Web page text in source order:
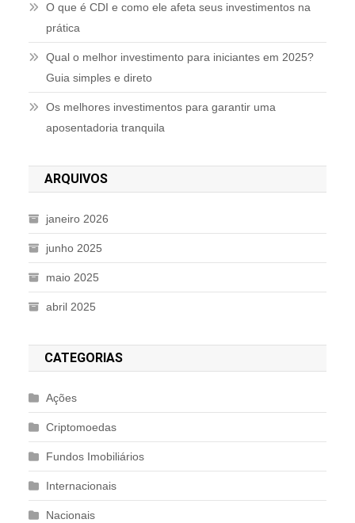
O que é CDI e como ele afeta seus investimentos na
prática
Qual o melhor investimento para iniciantes em 2025?
Guia simples e direto
Os melhores investimentos para garantir uma
aposentadoria tranquila
ARQUIVOS
janeiro 2026
junho 2025
maio 2025
abril 2025
CATEGORIAS
Ações
Criptomoedas
Fundos Imobiliários
Internacionais
Nacionais